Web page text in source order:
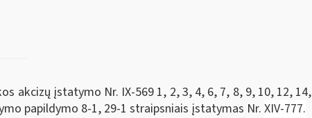
akcizų įstatymo Nr. IX-569 1, 2, 3, 4, 6, 7, 8, 9, 10, 12,
papildymo 8-1, 29-1 straipsniais įstatymas Nr. XIV-777.